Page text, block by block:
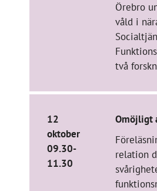
Örebro
våld i
två
12
oktober
09.30-
11.30
Omöjligt
relation